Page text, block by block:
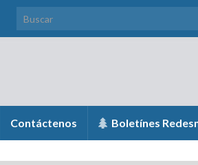
Search for:
Contáctenos Boletínes